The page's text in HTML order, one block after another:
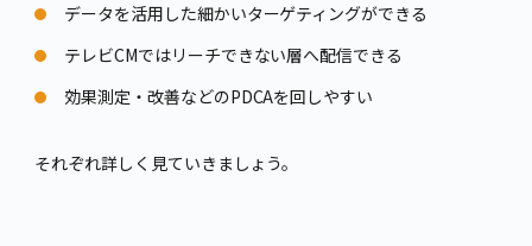
データを活用した細かいターゲティングができる
テレビCMではリーチできない層へ配信できる
効果測定・改善などのPDCAを回しやすい
それぞれ詳しく見ていきましょう。